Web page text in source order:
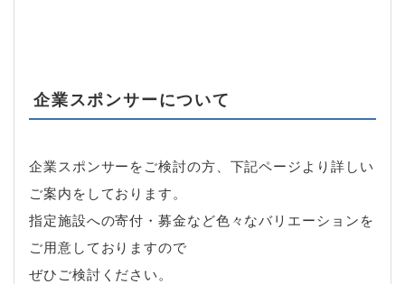
企業スポンサーについて
企業スポンサーをご検討の方、下記ページより詳しい
ご案内をしております。
指定施設への寄付・募金など色々なバリエーションを
ご用意しておりますので
ぜひご検討ください。